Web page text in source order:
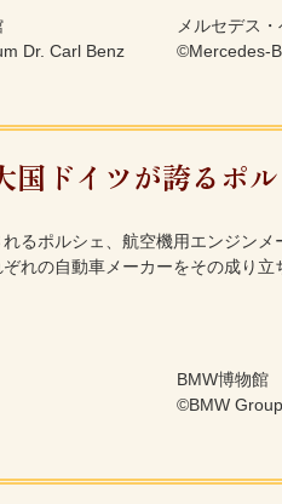
Dr. Carl Benz
メルセデス
©Mercedes-
国ドイツが誇るポ
るポルシェ、航空機用エンジン
れの自動車メーカーをその成り
BMW博物館
©BMW Group